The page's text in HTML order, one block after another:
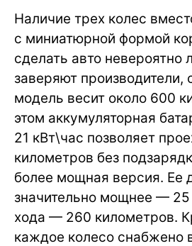
Наличие трех колес
с миниатюрной формой
сделать авто невероятно
заверяют
модель весит около 600
этом аккумуляторная
21 кВт\час позволяет
километров без
более мощная версия. Ее
значительно мощнее — 25
хода — 260 километров.
каждое колесо снабжено